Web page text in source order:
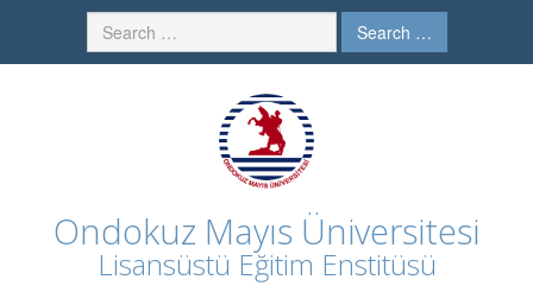
Search …
Ondokuz Mayıs Üniversitesi
Lisansüstü Eğitim Enstitüsü